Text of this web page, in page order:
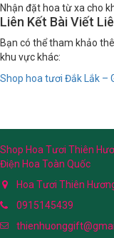
Nhận đặt hoa từ xa cho
Liên Kết Bài Viết
Bạn có thể tham khảo
khu vực khác:
Shop hoa tươi Đắk Lắk –
Shop Hoa Tươi Thiên
Điện Hoa Toàn Quốc
Hoa Tươi Thiên
0915145439